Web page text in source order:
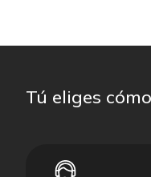
Tú eliges